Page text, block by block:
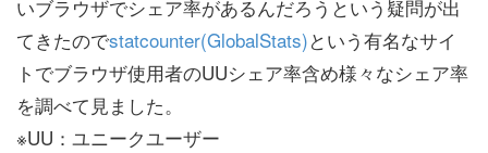
いブラウザでシェア率があるんだろうという疑問が出
てきたのでstatcounter(GlobalStats)という有名なサイ
トでブラウザ使用者のUUシェア率含め様々なシェア率
を調べて見ました。
※UU：ユニークユーザー